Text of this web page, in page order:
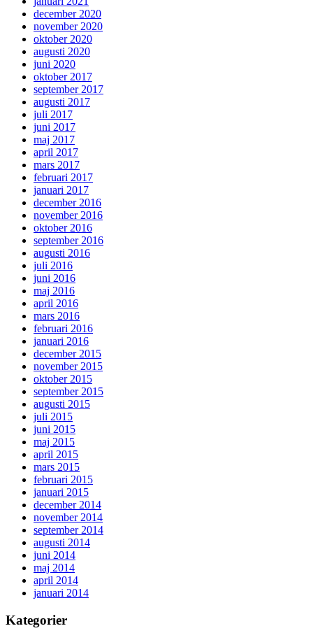
december 2020
november 2020
oktober 2020
augusti 2020
juni 2020
oktober 2017
september 2017
augusti 2017
juli 2017
juni 2017
maj 2017
april 2017
mars 2017
februari 2017
januari 2017
december 2016
november 2016
oktober 2016
september 2016
augusti 2016
juli 2016
juni 2016
maj 2016
april 2016
mars 2016
februari 2016
januari 2016
december 2015
november 2015
oktober 2015
september 2015
augusti 2015
juli 2015
juni 2015
maj 2015
april 2015
mars 2015
februari 2015
januari 2015
december 2014
november 2014
september 2014
augusti 2014
juni 2014
maj 2014
april 2014
januari 2014
Kategorier